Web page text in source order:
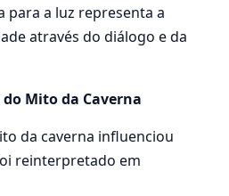
para a luz representa a
através do diálogo e da
Mito da Caverna
da caverna influenciou
reinterpretado em